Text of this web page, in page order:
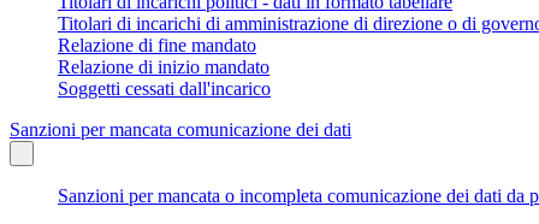
Titolari di incarichi di amministrazione di direzione o di
Relazione di fine mandato
Relazione di inizio mandato
Soggetti cessati dall'incarico
Sanzioni per mancata comunicazione dei dati
Sanzioni per mancata o incompleta comunicazione dei dati